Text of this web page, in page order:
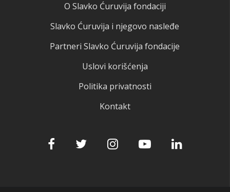
O Slavko Ćuruvija fondaciji
Slavko Ćuruvija i njegovo nasleđe
Partneri Slavko Ćuruvija fondacije
Uslovi korišćenja
Politika privatnosti
Kontakt